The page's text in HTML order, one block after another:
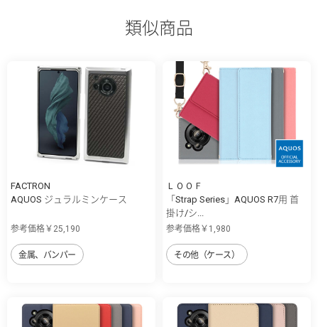
類似商品
FACTRON
AQUOS ジュラルミンケース
参考価格￥25,190
金属、バンパー
ＬＯＯＦ
「Strap Series」AQUOS R7用 首
掛け/シ...
参考価格￥1,980
その他（ケース）